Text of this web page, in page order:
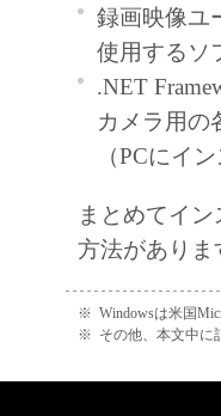
お
譲
法
た
を
を
他
グ
第
録画映像ユ
使用するソ
.NET
カメラ用の
（PCにイ
まとめてイ
方法がありま
※ Windowsは米国
※ その他、本文中に